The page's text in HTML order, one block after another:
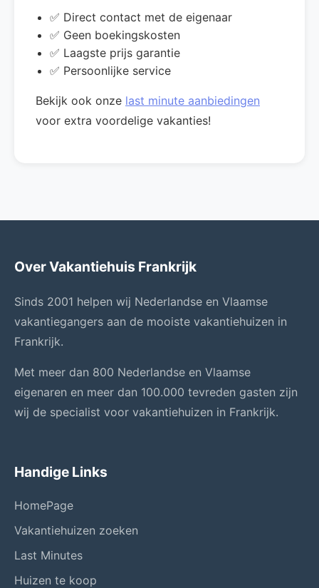
✅ Direct contact met de eigenaar
✅ Geen boekingskosten
✅ Laagste prijs garantie
✅ Persoonlijke service
Bekijk ook onze last minute aanbiedingen
voor extra voordelige vakanties!
Over Vakantiehuis Frankrijk
Sinds 2001 helpen wij Nederlandse en Vlaamse
vakantiegangers aan de mooiste vakantiehuizen in
Frankrijk.
Met meer dan 800 Nederlandse en Vlaamse
eigenaren en meer dan 100.000 tevreden gasten zijn
wij de specialist voor vakantiehuizen in Frankrijk.
Handige Links
HomePage
Vakantiehuizen zoeken
Last Minutes
Huizen te koop